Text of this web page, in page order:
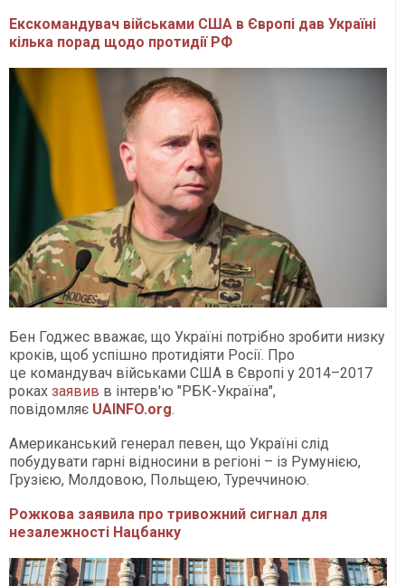
Екскомандувач військами США в Європі дав Україні
кілька порад щодо протидії РФ
Бен Годжес вважає, що Україні потрібно зробити низку
кроків, щоб успішно протидіяти Росії. Про
це командувач військами США в Європі у 2014–2017
роках заявив в інтерв'ю "РБК-Україна",
повідомляє UAINFO.org.
Американський генерал певен, що Україні слід
побудувати гарні відносини в регіоні – із Румунією,
Грузією, Молдовою, Польщею, Туреччиною.
Рожкова заявила про тривожний сигнал для
незалежності Нацбанку